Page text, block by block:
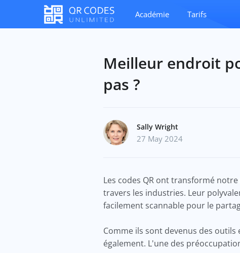
Académie Tarifs
Meilleur endroit
pas ?
Sally Wright
27 May 2024
Les codes QR ont transformé
travers les industries. Leur
facilement scannable pour le
Comme ils sont devenus des
également. L'une des